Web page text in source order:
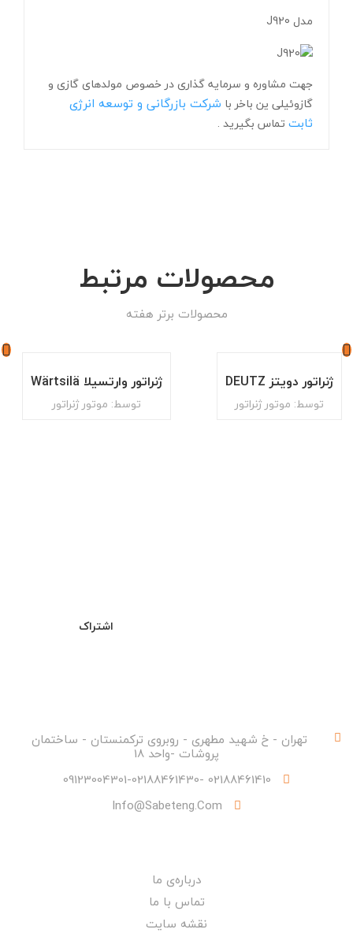
مدل J920
جهت مشاوره و سرمایه گذاری در خصوص مولدهای گازی و
گازوئیلی ین باخر با شرکت بازرگانی و توسعه انرژی
ثابت تماس بگیرید .
محصولات مرتبط
محصولات برتر هفته
ژنراتور دویتز DEUTZ
توسط: موتور ژنراتور
ژنراتور وارتسیلا Wärtsilä
توسط: موتور ژنراتور
اشتراک
تهران - خ شهید مطهری - روبروی ترکمنستان - ساختمان
پروشات -واحد 18
02188461410 -09123004301-02188461430
Info@sabeteng.com
درباره‌ی ما
تماس با ما
نقشه سایت